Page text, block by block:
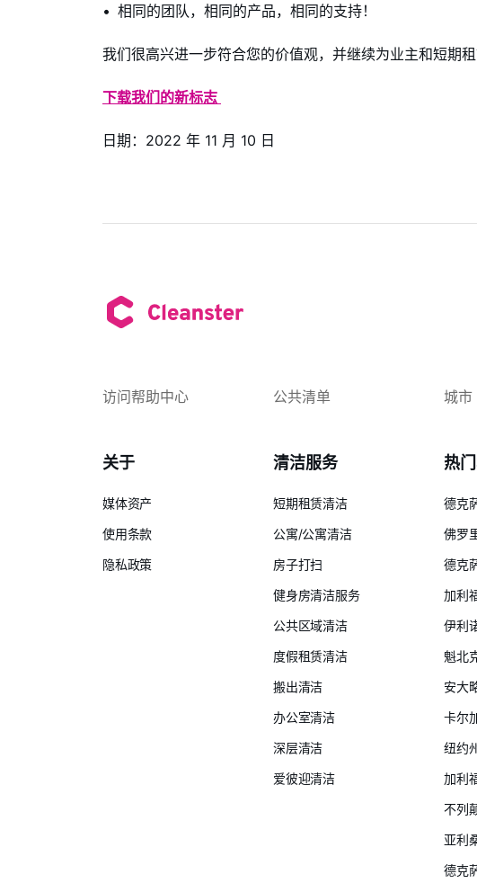
相同的团队，相同的产品，相同的支持！
我们很高兴进一步符合您的价值观，并继续为业主和短期租
下载我们的新标志
日期：2022 年 11 月 10 日
访问帮助中心 公共清单 城市
关于
媒体资产
使用条款
隐私政策
清洁服务
短期租赁清洁
公寓/公寓清洁
房子打扫
健身房清洁服务
公共区域清洁
度假租赁清洁
搬出清洁
办公室清洁
深层清洁
爱彼迎清洁
热
德克
佛罗
德克
加利
伊利
魁北
安大
卡尔
纽约
加利
不列
亚利
德克